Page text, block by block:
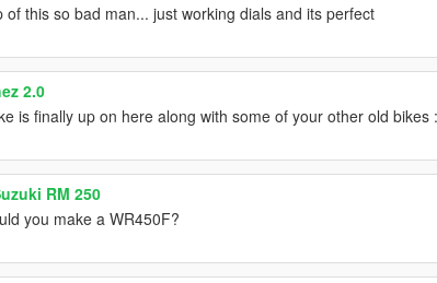
of this so bad man... just working dials and its perfect
2.0
is finally up on here along with some of your other old bikes
RM 250
you make a WR450F?